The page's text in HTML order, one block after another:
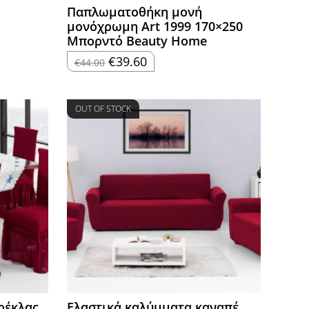
Παπλωματοθήκη μονή
μονόχρωμη Art 1999 170×250
Μπορντό Beauty Home
€44.00 Original
price
€39.60Η
τρέχουσα
€39.60.
OUT OF STOCK